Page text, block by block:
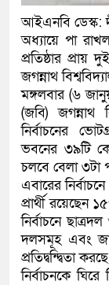
আইএনবি ডেস্ক:
অধ্যায়ে পা
প্রতিষ্ঠার
জগন্নাথ
মঙ্গলবার (৬
(জবি) জগন্নাথ
নির্বাচনের
ভবনের ৩৯টি
চলবে বেলা ৩টা
এবারের
প্রার্থী
নির্বাচনে
দলসমূহ এবং
প্রতিদ্বন্দ্বিতা
নির্বাচনকে